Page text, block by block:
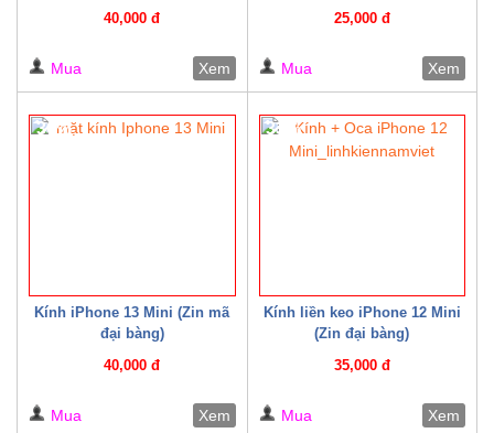
40,000 đ
Mua Xem
25,000 đ
Mua Xem
Kính iPhone 13 Mini (Zin mã
đại bàng)
40,000 đ
30%
Mua Xem
Kính liền keo iPhone 12 Mini
(Zin đại bàng)
35,000 đ
33%
Mua Xem